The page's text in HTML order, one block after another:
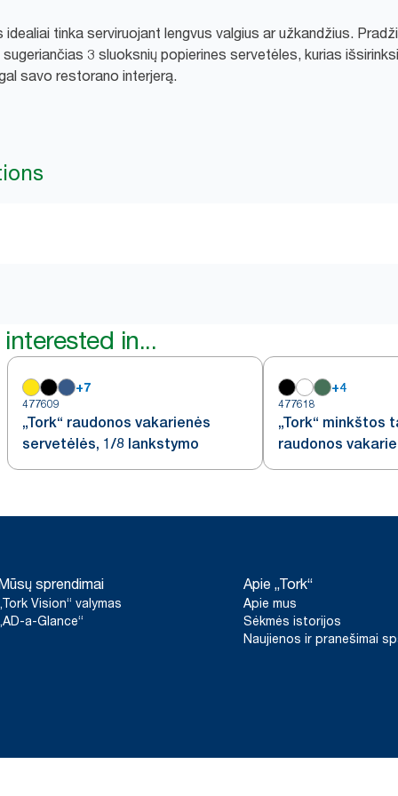
tinka serviruojant lengvus valgius ar užkandžius.
3 sluoksnių popierines servetėles, kurias
savo restorano interjerą.
in...
+7
477609
„Tork“ raudonos vakarienės
servetėlės, 1/8 lankstymo
+4
477618
„Tork“ minkštos
raudonos
1/8 lankstymo
sprendimai
Vision“ valymas
a-Glance“
Apie „Tork“
Apie mus
Sėkmės istorijos
Naujienos ir pranešimai